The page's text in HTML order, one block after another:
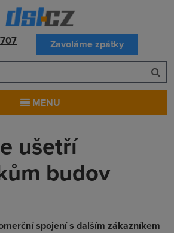
Zavoláme zpátky
MENU
ušetří
budov
spojení s dalším zákazníkem